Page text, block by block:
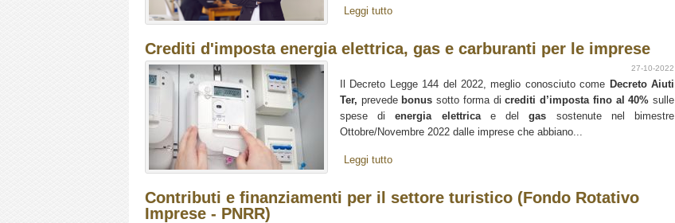
Leggi tutto
Crediti d'imposta energia elettrica, gas e carburanti per le imprese
27-10-2022
Il Decreto Legge 144 del 2022, meglio conosciuto come Decreto Aiuti
Ter, prevede bonus sotto forma dicrediti d’imposta fino al 40% sulle
spese dienergia elettricae delgas sostenute nel bimestre
Ottobre/Novembre 2022 dalle imprese che abbiano...
Leggi tutto
Contributi e finanziamenti per il settore turistico (Fondo Rotativo
Imprese - PNRR)